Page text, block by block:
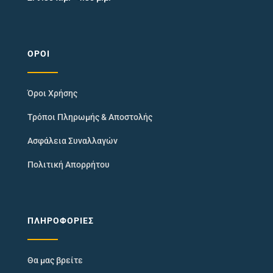
ΌΡΟΙ
Όροι Χρήσης
Τρόποι Πληρωμής & Αποστολής
Ασφάλεια Συναλλαγών
Πολιτική Απορρήτου
ΠΛΗΡΟΦΟΡΊΕΣ
Θα μας βρείτε